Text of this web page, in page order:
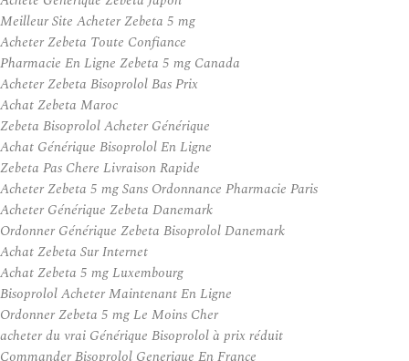
Meilleur Site Acheter Zebeta 5 mg
Acheter Zebeta Toute Confiance
Pharmacie En Ligne Zebeta 5 mg Canada
Acheter Zebeta Bisoprolol Bas Prix
Achat Zebeta Maroc
Zebeta Bisoprolol Acheter Générique
Achat Générique Bisoprolol En Ligne
Zebeta Pas Chere Livraison Rapide
Acheter Zebeta 5 mg Sans Ordonnance Pharmacie Paris
Acheter Générique Zebeta Danemark
Ordonner Générique Zebeta Bisoprolol Danemark
Achat Zebeta Sur Internet
Achat Zebeta 5 mg Luxembourg
Bisoprolol Acheter Maintenant En Ligne
Ordonner Zebeta 5 mg Le Moins Cher
acheter du vrai Générique Bisoprolol à prix réduit